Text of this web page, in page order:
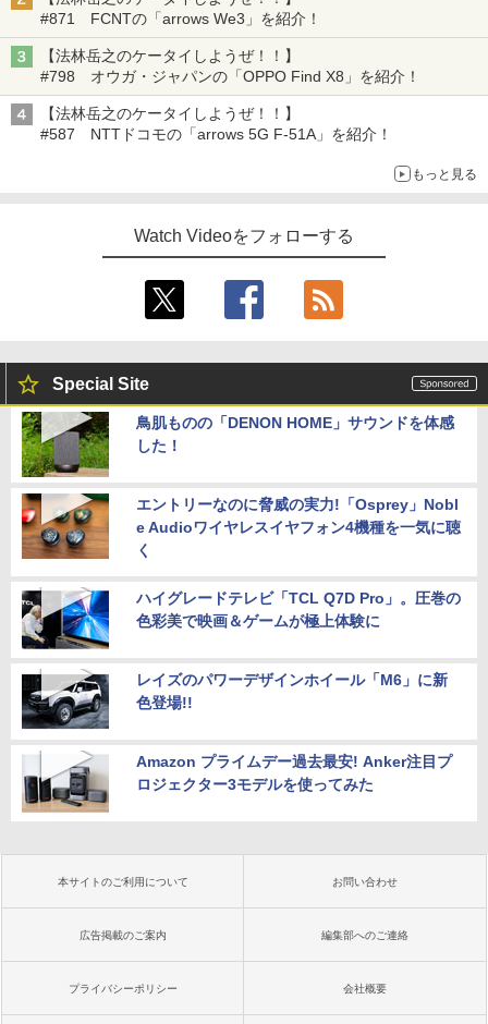
#871 FCNTの「arrows We3」を紹介！
【法林岳之のケータイしようぜ！！】
#798 オウガ・ジャパンの「OPPO Find X8」を紹介！
【法林岳之のケータイしようぜ！！】
#587 NTTドコモの「arrows 5G F-51A」を紹介！
もっと見る
Watch Videoをフォローする
Special Site
鳥肌ものの「DENON HOME」サウンドを体感
した！
エントリーなのに脅威の実力!「Osprey」Nobl
e Audioワイヤレスイヤフォン4機種を一気に聴
く
ハイグレードテレビ「TCL Q7D Pro」。圧巻の
色彩美で映画＆ゲームが極上体験に
レイズのパワーデザインホイール「M6」に新
色登場!!
Amazon プライムデー過去最安! Anker注目プ
ロジェクター3モデルを使ってみた
本サイトのご利用について お問い合わせ
広告掲載のご案内 編集部へのご連絡
プライバシーポリシー 会社概要